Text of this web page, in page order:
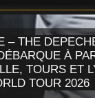
– THE
À
TOURS ET
TOUR 2026